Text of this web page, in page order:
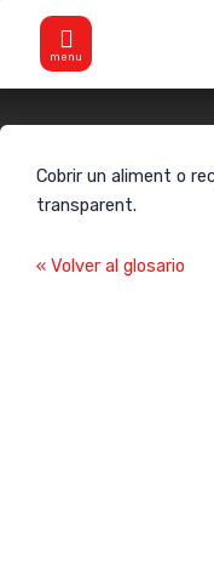
contingut
Flyout
Menu
Cobrir un aliment o
transparent.
« Volver al glosario